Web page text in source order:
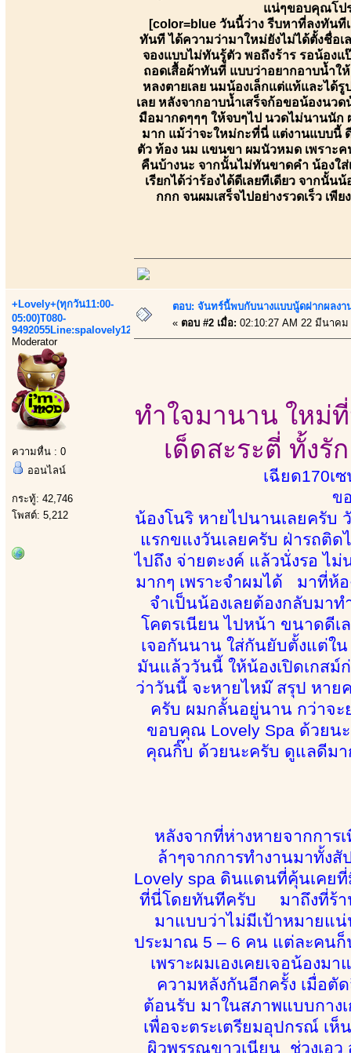
แน่ๆขอบคุณโป
[color=blue วันนี้ว่าง รีบหาที่ลงทันที
ทันที ได้ความว่ามาใหม่ยังไม่ได้ตั้งชื่อ
จองแบบไม่ทันรู้ตัว พอถึงร้าร รอน้อง
ถอดเสื้อผ้าทันที แบบว่าอยากอาบน้ำใ
หลงตายเลย นมน้องเล็กแต่แท้และได้
เลย หลังจากอาบน้ำเสร็จก้อขอน้องนว
มือมากดๆๆๆ ให้จบๆไป นวดไม่นานนัก
มาก แม้ว่าจะใหม่กะที่นี่ แต่งานแบบนี้
ตัว ท้อง นม เเขนขา ผมนัวหมด เพรา
คืนบ้างนะ จากนั้นไม่ทันขาดคำ น้องใส่
เรียกได้ว่าร้องได้ดีเลยทีเดียว จากนั้
กกก จนผมเสร็จไปอย่างรวดเร็ว เ
+Lovely+(ทุกวัน11:00-
05:00)T080-
9492055Line:spalovely123
Moderator
ความหื่น : 0
ออนไลน์
กระทู้: 42,746
โพสต์: 5,212
ตอบ: จันทร์นี้พบกับนางแบบนู้ดฝากผลง
« ตอบ #2 เมื่อ: 02:10:27 AM 22 มีนาคม
ทำใจมานาน ใหม่
เด็ดสะระตี่ ทั้ง
เฉียด170เ
ข
น้องโนริ หายไปนานเลยครับ
แรกขแงวันเลยครับ ฝ่ารถติ
ไปถึง จ่ายตะงค์ แล้วนั่งรอ ไ
มากๆ เพราะจำผมได้ มาที่ห้
จำเป็นน้องเลยต้องกลับมา
โคตรเนียน ไปหน้า ขนาดดีเ
เจอกันนาน ใส่กันยับตั้งแต่ใ
มันแล้ววันนี้ ให้น้องเปิดเกสม์
ว่าวันนี้ จะหายไหม๊ สรุป หาย
ครับ ผมกลั้นอยู่นาน กว่าจะ
ขอบคุณ Lovely Spa ด้วยน
คุณกิ๊บ ด้วยนะครับ ดูแลดีมา
หลังจากที่ห่างหายจากกา
ล้าๆจากการทำงานมาทั้ง
Lovely spa ดินแดนที่คุ้นเคย
ที่นี่โดยทันทีครับ มาถึงที่ร้า
มาแบบว่าไม่มีเป้าหมายแ
ประมาณ 5 – 6 คน แต่ละคน
เพราะผมเองเคยเจอน้อง
ความหลังกันอีกครั้ง เมื่อตั
ต้อนรับ มาในสภาพแบบกาง
เพื่อจะตระเตรียมอุปกรณ์ เ
ผิวพรรณขาวเนียน ช่วงเอว